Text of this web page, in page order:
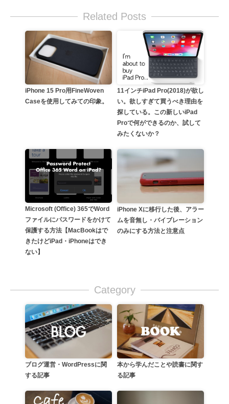
Related Posts
iPhone 15 Pro用FineWoven
Caseを使用してみての印象。
11インチiPad Pro(2018)が欲し
い。欲しすぎて買うべき理由を
探している。この新しいiPad
Proで何ができるのか、試して
みたくないか？
Microsoft (Office) 365でWord
ファイルにパスワードをかけて
保護する方法【MacBookはで
きたけどiPad・iPhoneはでき
ない】
iPhone Xに移行した後、アラー
ムを音無し・バイブレーション
のみにする方法と注意点
Category
ブログ運営・WordPressに関
する記事
本から学んだことや読書に関す
る記事